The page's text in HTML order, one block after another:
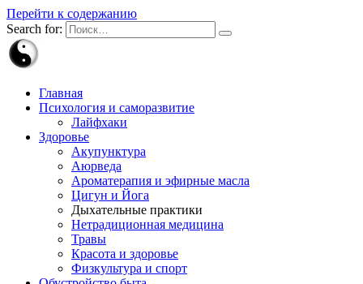
Перейти к содержанию
Search for:
Главная
Психология и саморазвитие
Лайфхаки
Здоровье
Акупунктура
Аюрведа
Ароматерапия и эфирные масла
Цигун и Йога
Дыхательные практики
Нетрадиционная медицина
Травы
Красота и здоровье
Физкультура и спорт